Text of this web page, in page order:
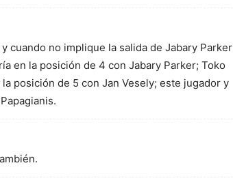
cuando no implique la salida de Jabary Parker
en la posición de 4 con Jabary Parker; Toko
posición de 5 con Jan Vesely; este jugador y